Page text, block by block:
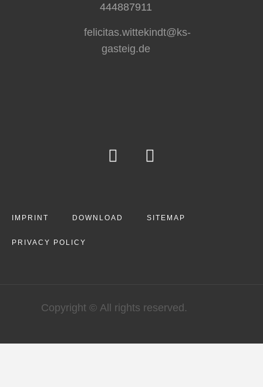
444887911
felicitas.wittekindt@ks-
gasteig.de
IMPRINT DOWNLOAD SITEMAP
PRIVACY POLICY
Copyright © All rights reserved.